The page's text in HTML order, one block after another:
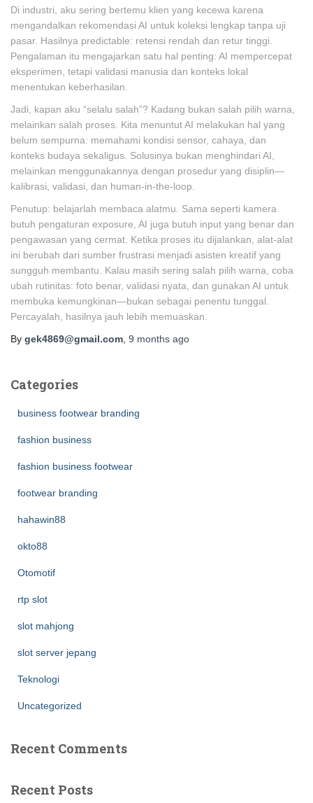
Di industri, aku sering bertemu klien yang kecewa karena
mengandalkan rekomendasi AI untuk koleksi lengkap tanpa uji
pasar. Hasilnya predictable: retensi rendah dan retur tinggi.
Pengalaman itu mengajarkan satu hal penting: AI mempercepat
eksperimen, tetapi validasi manusia dan konteks lokal
menentukan keberhasilan.
Jadi, kapan aku “selalu salah”? Kadang bukan salah pilih warna,
melainkan salah proses. Kita menuntut AI melakukan hal yang
belum sempurna: memahami kondisi sensor, cahaya, dan
konteks budaya sekaligus. Solusinya bukan menghindari AI,
melainkan menggunakannya dengan prosedur yang disiplin—
kalibrasi, validasi, dan human-in-the-loop.
Penutup: belajarlah membaca alatmu. Sama seperti kamera
butuh pengaturan exposure, AI juga butuh input yang benar dan
pengawasan yang cermat. Ketika proses itu dijalankan, alat-alat
ini berubah dari sumber frustrasi menjadi asisten kreatif yang
sungguh membantu. Kalau masih sering salah pilih warna, coba
ubah rutinitas: foto benar, validasi nyata, dan gunakan AI untuk
membuka kemungkinan—bukan sebagai penentu tunggal.
Percayalah, hasilnya jauh lebih memuaskan.
By gek4869@gmail.com 9 months ago
Categories
business footwear branding
fashion business
fashion business footwear
footwear branding
hahawin88
okto88
Otomotif
rtp slot
slot mahjong
slot server jepang
Teknologi
Uncategorized
Recent Comments
Recent Posts